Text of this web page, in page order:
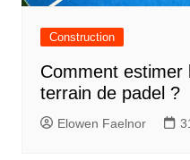
Construction
Comment estimer
terrain de padel ?
Elowen Faelnor